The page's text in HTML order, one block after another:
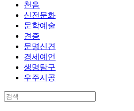
천음
신전문화
문학예술
견증
문명신견
경세예언
생명탐구
우주시공
Search
for: